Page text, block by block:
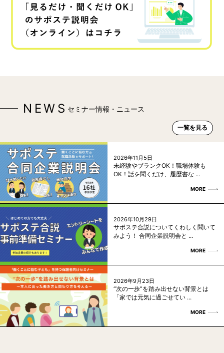
NEWS セミナー情報・ニュース
一覧を見る
2026年11月5日
未経験やブランクOK！職場体験も
OK！話を聞くだけ、履歴書な ...
MORE
2026年10月29日
サポステ合説についてくわしく聞いて
みよう！ 合同企業説明会と ...
MORE
2026年9月23日
“次の一歩”を踏み出せない背景とは
「家では元気に過ごせてい ...
MORE